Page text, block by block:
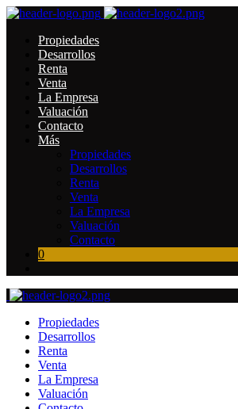
Propiedades
Desarrollos
Renta
Venta
La Empresa
Valuación
Contacto
Más
Propiedades
Desarrollos
Renta
Venta
La Empresa
Valuación
Contacto
0
Propiedades
Desarrollos
Renta
Venta
La Empresa
Valuación